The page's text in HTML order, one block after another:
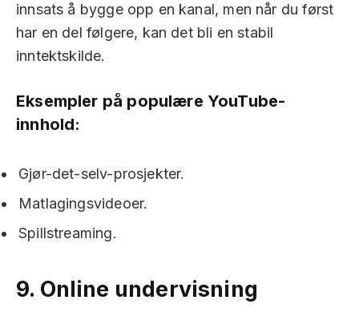
innsats å bygge opp en kanal, men når du først
har en del følgere, kan det bli en stabil
inntektskilde.
Eksempler på populære YouTube-
innhold:
Gjør-det-selv-prosjekter.
Matlagingsvideoer.
Spillstreaming.
9. Online undervisning